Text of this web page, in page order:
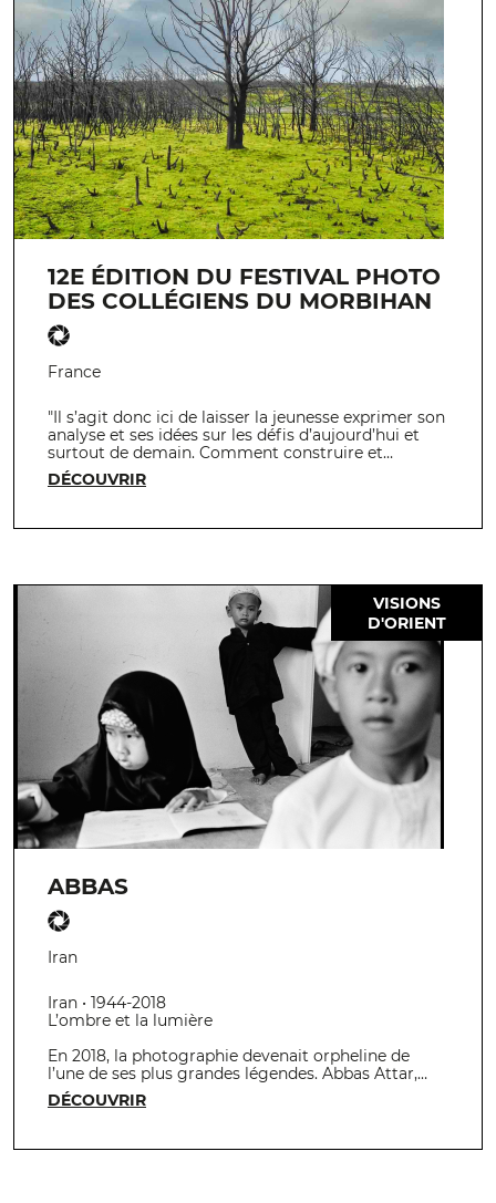
12E ÉDITION DU FESTIVAL PHOTO
DES COLLÉGIENS DU MORBIHAN
France
"Il s’agit donc ici de laisser la jeunesse exprimer son
analyse et ses idées sur les défis d’aujourd’hui et
surtout de demain. Comment construire et…
DÉCOUVRIR
VISIONS
D'ORIENT
ABBAS
Iran
Iran • 1944-2018
L’ombre et la lumière
En 2018, la photographie devenait orpheline de
l’une de ses plus grandes légendes. Abbas Attar,…
DÉCOUVRIR